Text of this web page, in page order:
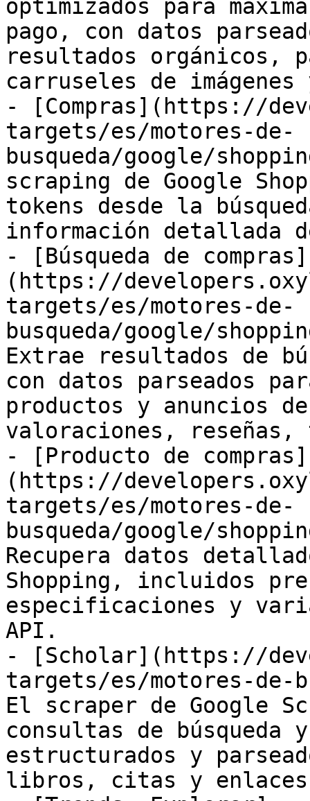
optimizados para
pago, con datos
resultados orgánicos,
carruseles de imágenes
- [Compras](https://
targets/es/motores-de-
busqueda/google/
scraping de Google
tokens desde la
información detallada
- [Búsqueda de compras]
(https://
targets/es/motores-de-
busqueda/google/
Extrae resultados de
con datos parseados
productos y anuncios
valoraciones, reseñas,
- [Producto de compras]
(https://
targets/es/motores-de-
busqueda/google/
Recupera datos
Shopping, incluidos
especificaciones y
API.
- [Scholar](https://
targets/es/motores-de-
El scraper de Google
consultas de
estructurados y
libros, citas y enlaces